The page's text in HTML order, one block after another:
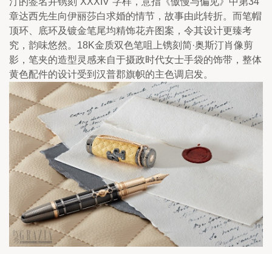
章达西先生向伊丽莎白求婚的情节，故事由此转折。而笔帽
顶环、底环及镀金笔尾均精饰花卉图案，令其设计更臻考
究，韵味悠然。18K金质双色笔咀上镌刻简·奥斯汀肖像剪
影，笔夹的造型灵感来自于摄政时代女士手袋的饰带，整体
黄色配件的设计受到汉普郡旗帜的主色调启发。